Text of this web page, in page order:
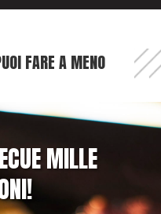
FARE A MENO
MILLE